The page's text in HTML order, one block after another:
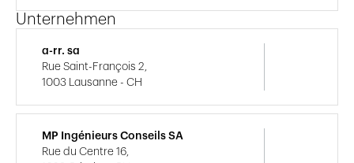
Unternehmen
a-rr. sa
Rue Saint-François 2,
1003 Lausanne - CH
MP Ingénieurs Conseils SA
Rue du Centre 16,